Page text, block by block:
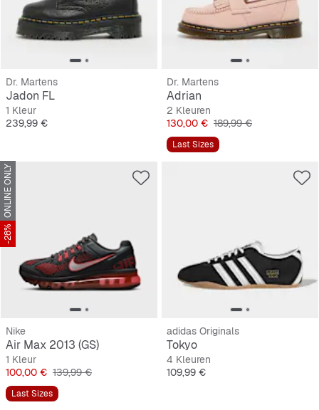
Dr. Martens
Jadon FL
1 Kleur
Prijs
239,99 €
Dr. Martens
Adrian
2 Kleuren
Prijs
130,00 € Originele Prijs
189,99 €
Last Sizes
ONLINE ONLY
-28%
Nike
Air Max 2013 (GS)
1 Kleur
Prijs
100,00 € Originele Prijs
139,99 €
Last Sizes
adidas Originals
Tokyo
4 Kleuren
Prijs
109,99 €